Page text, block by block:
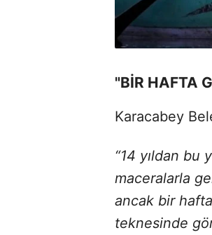
"BİR HAFTA
Karacabey
“14 yıldan bu
maceralarla
ancak bir
teknesinde